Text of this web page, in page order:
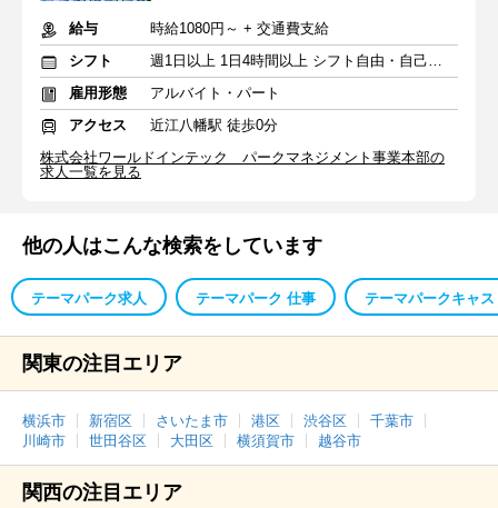
給与
時給1080円～ + 交通費支給
シフト
週1日以上 1日4時間以上 シフト自由・自己申告
雇用形態
アルバイト・パート
アクセス
近江八幡駅 徒歩0分
株式会社ワールドインテック パークマネジメント事業本部の
求人一覧を見る
他の人はこんな検索をしています
テーマパーク求人 テーマパーク 仕事 テーマパークキャス
関東の注目エリア
横浜市 新宿区 さいたま市 港区 渋谷区
千葉市
川崎市
世田谷区 大田区 横須賀市 越谷市
関西の注目エリア